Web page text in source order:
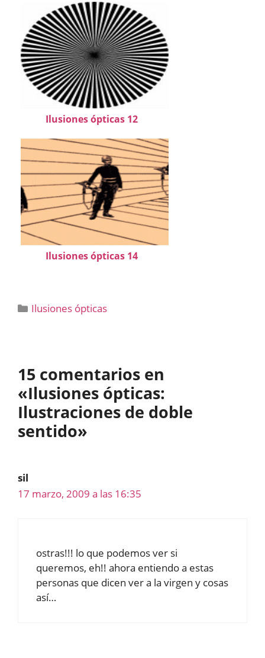
Ilusiones ópticas 12
Ilusiones ópticas 14
Categorías
Ilusiones ópticas
15 comentarios en
«Ilusiones ópticas:
Ilustraciones de doble
sentido»
sil
17 marzo, 2009 a las 16:35
ostras!!! lo que podemos ver si
queremos, eh!! ahora entiendo a estas
personas que dicen ver a la virgen y cosas
así…